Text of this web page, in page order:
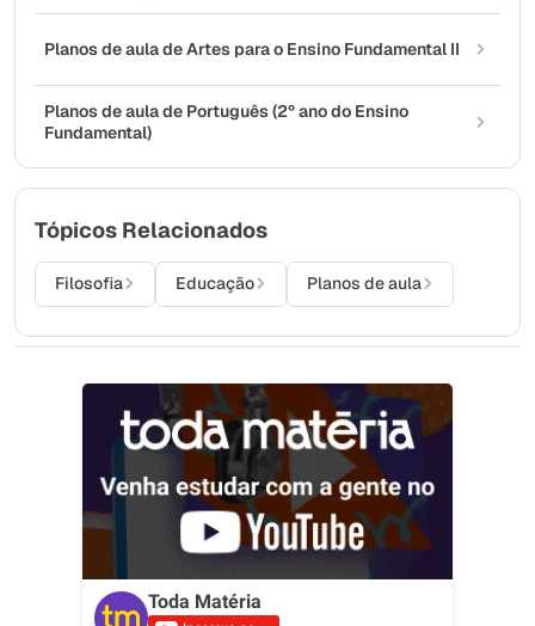
Planos de aula de Artes para o Ensino Fundamental II
Planos de aula de Português (2º ano do Ensino
Fundamental)
Tópicos Relacionados
Filosofia Educação Planos de aula
Toda Matéria